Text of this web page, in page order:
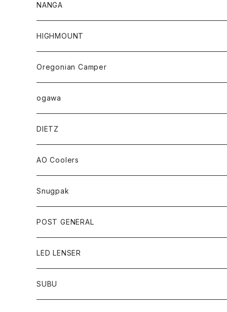
NANGA
HIGHMOUNT
Oregonian Camper
ogawa
DIETZ
AO Coolers
Snugpak
POST GENERAL
LED LENSER
SUBU